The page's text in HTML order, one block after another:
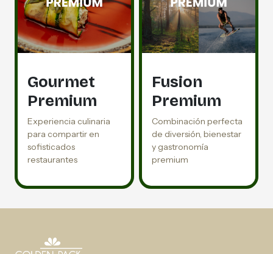
Gourmet
Premium
Experiencia culinaria
para compartir en
sofisticados
restaurantes
Fusion
Premium
Combinación perfecta
de diversión, bienestar
y gastronomía
premium